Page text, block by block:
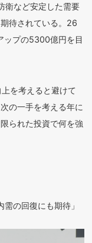
衛など安定した需要
待されている。26
ップの5300億円を目
を考えると避けて
の一手を考える年に
られた投資で何を強
の回復にも期待」